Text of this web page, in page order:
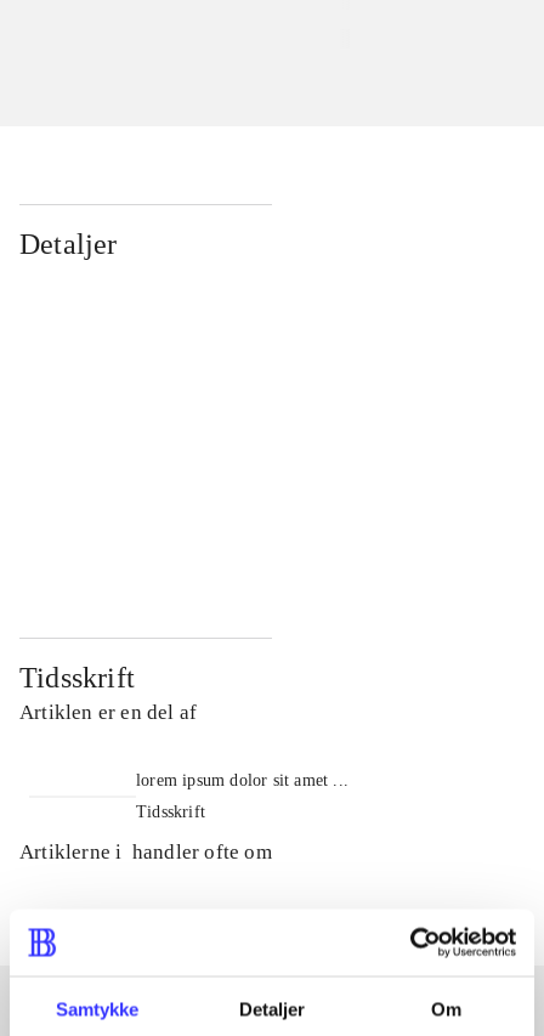
Samtykke Detaljer Om
Detaljer
Tidsskrift
Artiklen er en del af
lorem ipsum dolor sit amet ...
Tidsskrift
Artiklerne i handler ofte om